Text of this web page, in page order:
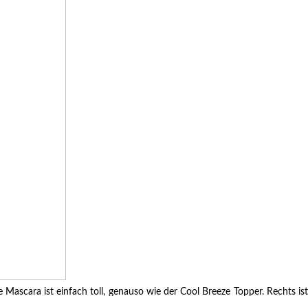
ist einfach toll, genauso wie der Cool Breeze Topper. Rechts ist